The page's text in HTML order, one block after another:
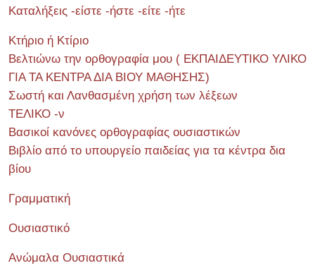
Καταλήξεις -είστε -ήστε -είτε -ήτε
Κτήριο ή Κτίριο
Βελτιώνω την ορθογραφία μου ( ΕΚΠΑΙΔΕΥΤΙΚΟ ΥΛΙΚΟ
ΓΙΑ ΤΑ ΚΕΝΤΡΑ ΔΙΑ ΒΙΟΥ ΜΑΘΗΣΗΣ)
Σωστή και Λανθασμένη χρήση των λέξεων
ΤΕΛΙΚΟ -ν
Βασικοί κανόνες ορθογραφίας ουσιαστικών
Βιβλίο από το υπουργείο παιδείας για τα κέντρα δια
βίου
Γραμματική
Ουσιαστικό
Ανώμαλα Ουσιαστικά